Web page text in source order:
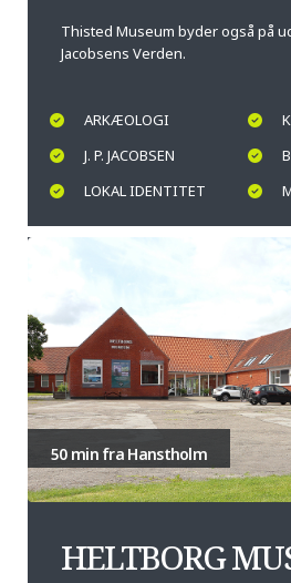
Thisted Museum byder også på
Jacobsens Verden.
ARKÆOLOGI
J. P. JACOBSEN
LOKAL IDENTITET
50 min fra Hanstholm
HELTBORG